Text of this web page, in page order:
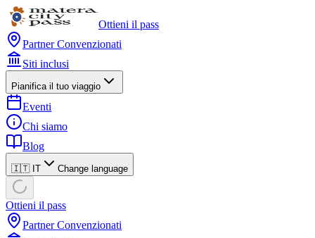
Ottieni il pass
Partner Convenzionati
Siti inclusi
Pianifica il tuo viaggio
Eventi
Chi siamo
Blog
🇮🇹 IT Change language
Ottieni il pass
Partner Convenzionati